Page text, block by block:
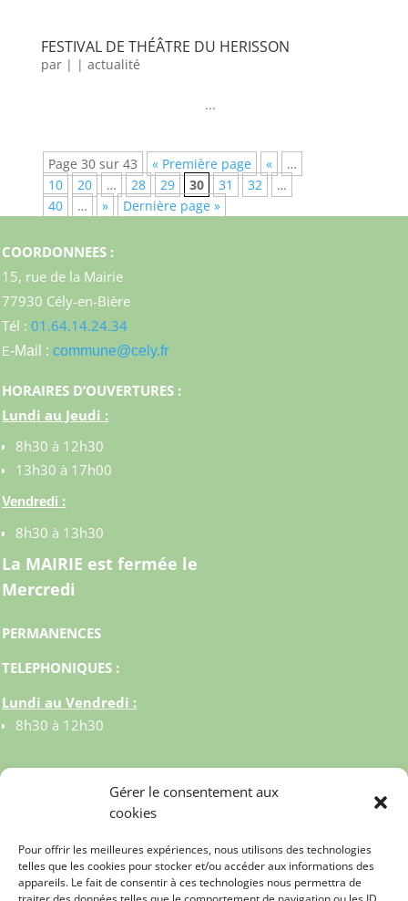
Gérer le consentement aux
cookies
Pour offrir les meilleures expériences, nous utilisons des technologies
telles que les cookies pour stocker et/ou accéder aux informations des
appareils. Le fait de consentir à ces technologies nous permettra de
FESTIVAL DE THÉÂTRE DU HERISSON
par | | actualité
...
Page 30 sur 43 « Première page «
…
10
20 … 28 29 30 31 32
…
40
… » Dernière page »
COORDONNEES :
15, rue de la Mairie
77930 Cély-en-Bière
Tél :01.64.14.24.34
E-Mail :commune@cely.fr
HORAIRES D’OUVERTURES :
Lundi au Jeudi :
8h30 à 12h30
13h30 à 17h00
Vendredi :
8h30 à 13h30
La MAIRIE est fermée le
Mercredi
PERMANENCES
TELEPHONIQUES :
Lundi au Vendredi :
8h30 à 12h30